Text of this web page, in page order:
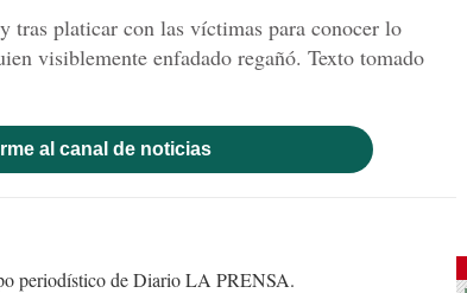
tras platicar con las víctimas para conocer lo
visiblemente enfadado regañó. Texto tomado
al canal de noticias
periodístico de Diario LA PRENSA.